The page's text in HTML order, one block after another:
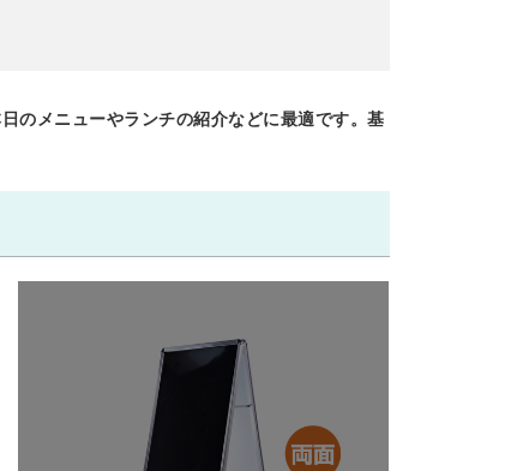
のメニューやランチの紹介などに最適です。基